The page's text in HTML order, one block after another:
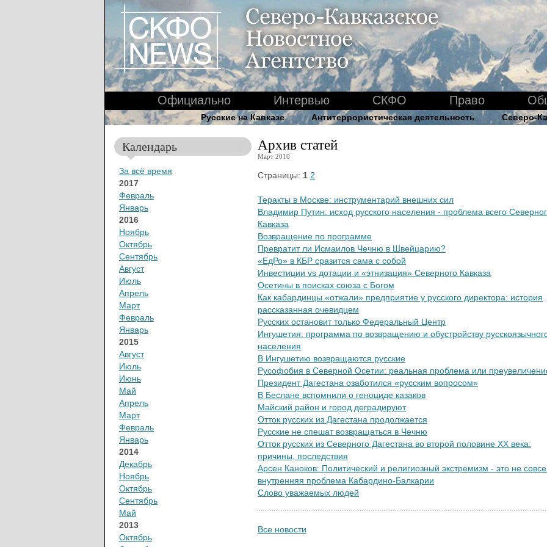
Официально Интервью СКФО Право
Русские на Кавказе Антитеррористическая деятельность Северо-
Календарь
За всё время
2017
Февраль
Январь
2016
Ноябрь
Октябрь
Сентябрь
Август
Июль
Апрель
Март
Февраль
Январь
2015
Август
Июль
Июнь
Май
Апрель
Март
Февраль
Январь
2014
Декабрь
Ноябрь
Октябрь
Сентябрь
Май
2013
Октябрь
Архив статей
Март 2010
Страницы: 1 2
Теракты в Москве: инструментарий внешних сил
Владимир Путин: исход русского населения - проблема всего
Кавказа
Возвращение по программе
Превратит ли Исмаилов Чечню в Швейцарию?
«ЕдРо» в КБР сразится сама с собой
Инвестиции vs дотации и «этнизация» Северного Кавказа
Осетины в поисках союза с Богом
Как кабардинцы «отжали» предприятие у русского директора: история
рассказанная очевидцем
Русских остановит только Федеральный Центр
Ингушетия: программа по возвращению и обустройству
населения
В Ингушетию возвращаются русские
Русофобия в Северной Осетии: реальная проблема или
Президент Дагестана озаботился «русским вопросом»
В Беслане вспомнили о геноциде казаков
Майский район и город деградируют
Отток русских из Дагестана продолжается
Русские не спешат возвращаться в Чечню
Отток русских из Северного Дагестана во второй половине XX века:
причины, последствия
Арсен Каноков: Политический и религиозный экстремизм - это не
внутренняя проблема Кабардино-Балкарии
Слово уважаемых людей
Все новости